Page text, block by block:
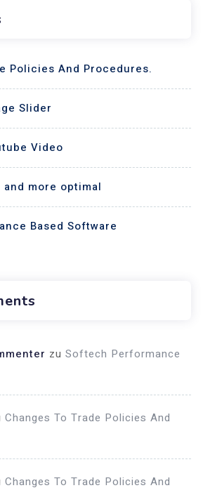
Policies And Procedures.
Slider
Video
more optimal
Based Software
zu Softech Performance
Changes To Trade Policies And
Changes To Trade Policies And